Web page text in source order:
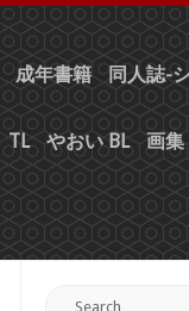
成年書籍 同人誌-
TL やおい BL 画集